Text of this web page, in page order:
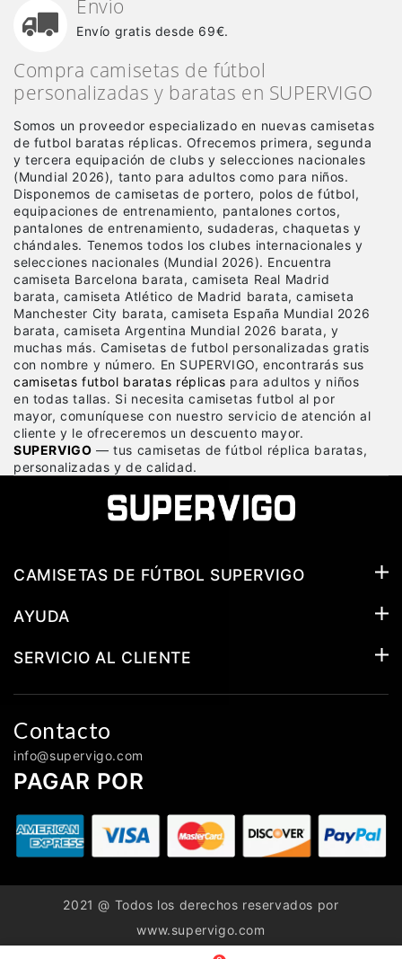
Envío
Envío gratis desde 69€.
Compra camisetas de fútbol
personalizadas y baratas en SUPERVIGO
Somos un proveedor especializado en nuevas camisetas
de futbol baratas réplicas. Ofrecemos primera, segunda
y tercera equipación de clubs y selecciones nacionales
(Mundial 2026), tanto para adultos como para niños.
Disponemos de camisetas de portero, polos de fútbol,
equipaciones de entrenamiento, pantalones cortos,
pantalones de entrenamiento, sudaderas, chaquetas y
chándales. Tenemos todos los clubes internacionales y
selecciones nacionales (Mundial 2026). Encuentra
camiseta Barcelona barata, camiseta Real Madrid
barata, camiseta Atlético de Madrid barata, camiseta
Manchester City barata, camiseta España Mundial 2026
barata, camiseta Argentina Mundial 2026 barata, y
muchas más. Camisetas de futbol personalizadas gratis
con nombre y número. En SUPERVIGO, encontrarás sus
camisetas futbol baratas réplicas para adultos y niños
en todas tallas. Si necesita camisetas futbol al por
mayor, comuníquese con nuestro servicio de atención al
cliente y le ofreceremos un descuento mayor.
SUPERVIGO — tus camisetas de fútbol réplica baratas,
personalizadas y de calidad.
CAMISETAS DE FÚTBOL SUPERVIGO
AYUDA
SERVICIO AL CLIENTE
Contacto
info@supervigo.com
PAGAR POR
2021 @ Todos los derechos reservados por
www.supervigo.com